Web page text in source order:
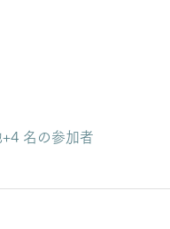
名の参加者